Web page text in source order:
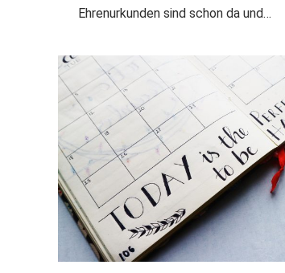
Ehrenurkunden sind schon da und…